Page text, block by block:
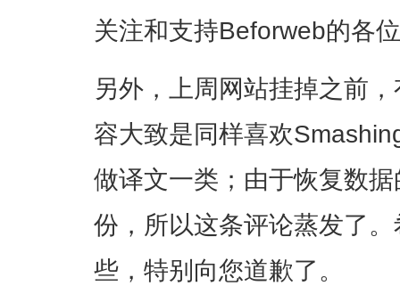
关注和支持Beforweb的各
另外，上周网站挂掉之前
容大致是同样喜欢
做译文一类；由于恢复数
份，所以这条评论蒸发了
些，特别向您道歉了。